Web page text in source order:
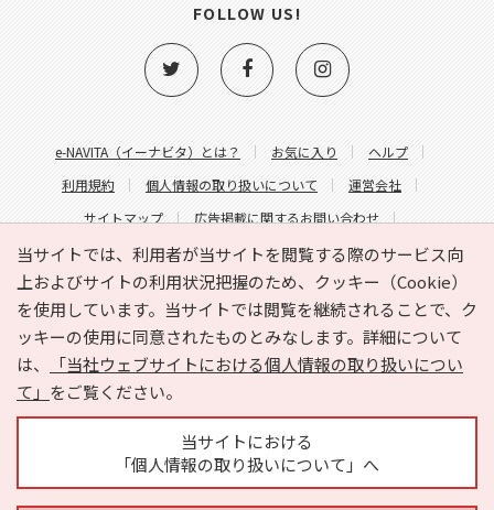
当サイトでは、利用者が当サイトを閲覧する際のサービス向
上およびサイトの利用状況把握のため、クッキー（Cookie）
を使用しています。当サイトでは閲覧を継続されることで、ク
ッキーの使用に同意されたものとみなします。詳細について
は、
「当社ウェブサイトにおける個人情報の取り扱いについ
て」 をご覧ください。
当サイトにおける
「個人情報の取り扱いについて」へ
e-NAVITA（イーナビタ）とは？ お気に入り
ヘルプ
利用規約
個人情報の取り扱いについて
運営会社
サイトマップ
広告掲載に関するお問い合わせ
サイトの内容に関するお問い合わせ
FOLLOW US!
Copyright © HYOJITO.Co.,Ltd. All Rights Reserved.